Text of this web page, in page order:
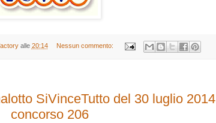
alle 20:14 Nessun commento:
SiVinceTutto del 30 luglio 2014
concorso 206